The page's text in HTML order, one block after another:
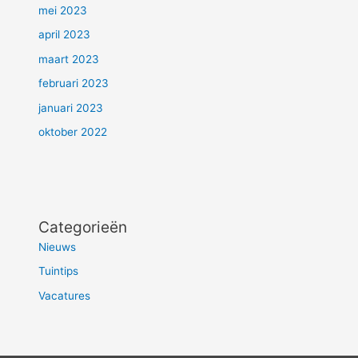
mei 2023
april 2023
maart 2023
februari 2023
januari 2023
oktober 2022
Categorieën
Nieuws
Tuintips
Vacatures